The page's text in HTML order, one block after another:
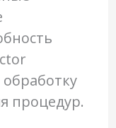
процедур.